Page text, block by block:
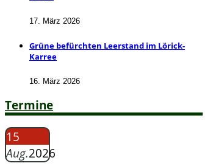
17. März 2026
Grüne befürchten Leerstand im Lörick-
Karree
16. März 2026
Termine
15
Aug.2026